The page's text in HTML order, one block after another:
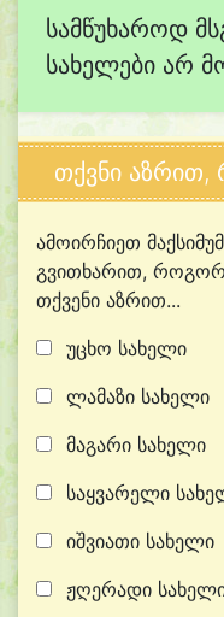
სამწუხაროდ
სახელები არ
თქვნი აზრით,
ამოირჩიეთ
გვითხარით,
თქვენი აზრით...
უცხო სახელი
ლამაზი სახელი
მაგარი სახელი
საყვარელი
იშვიათი სახელი
ჟღერადი